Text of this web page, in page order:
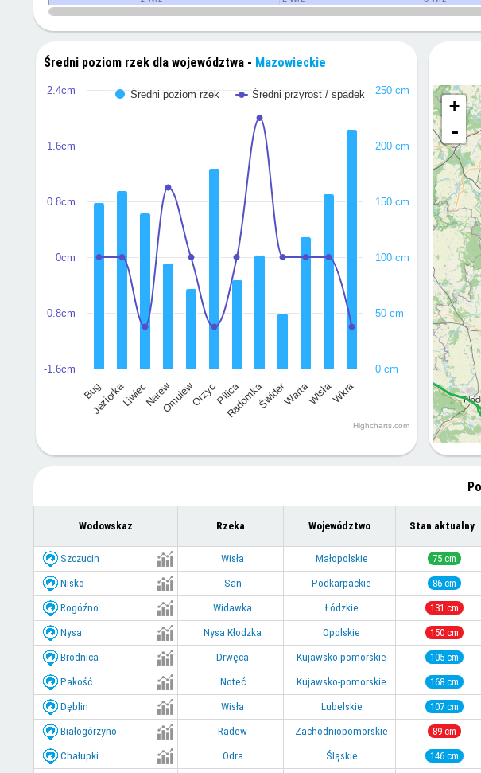
Średni poziom rzek dla województwa - Mazowieckie
Średni poziom rzek Średni przyrost / spadek
Bug
JeziorkaLiwiecNarewOmulewOrzycPilica
RadomkaŚwiderWartaWisłaWkra
0cm
2.4cm
-1.6cm
-0.8cm
0.8cm
1.6cm
0 cm
200 cm
50 cm
100 cm
150 cm
250 cm
Highcharts.com
+
-
Wodowskaz Rzeka Województwo Stan aktualny
Szczucin Wisła Małopolskie 75 cm
Nisko San Podkarpackie 86 cm
Rogóźno Widawka Łódzkie 131 cm
Nysa Nysa Kłodzka Opolskie 150 cm
Brodnica Drwęca Kujawsko-pomorskie 105 cm
Pakość Noteć Kujawsko-pomorskie 168 cm
Dęblin Wisła Lubelskie 107 cm
Białogórzyno Radew Zachodniopomorskie 89 cm
Chałupki Odra Śląskie 146 cm